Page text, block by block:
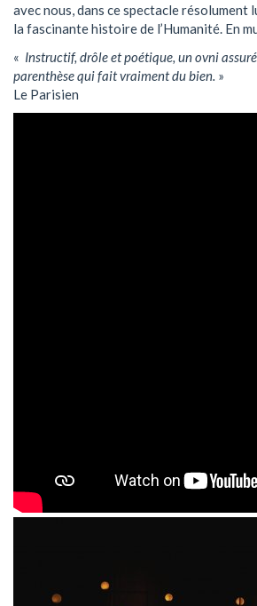
avec nous, dans ce spectacle
la fascinante histoire de l’Humanité. En
« Instructif, drôle et poétique, un ovni
parenthèse qui fait vraiment du bien. »
Le Parisien